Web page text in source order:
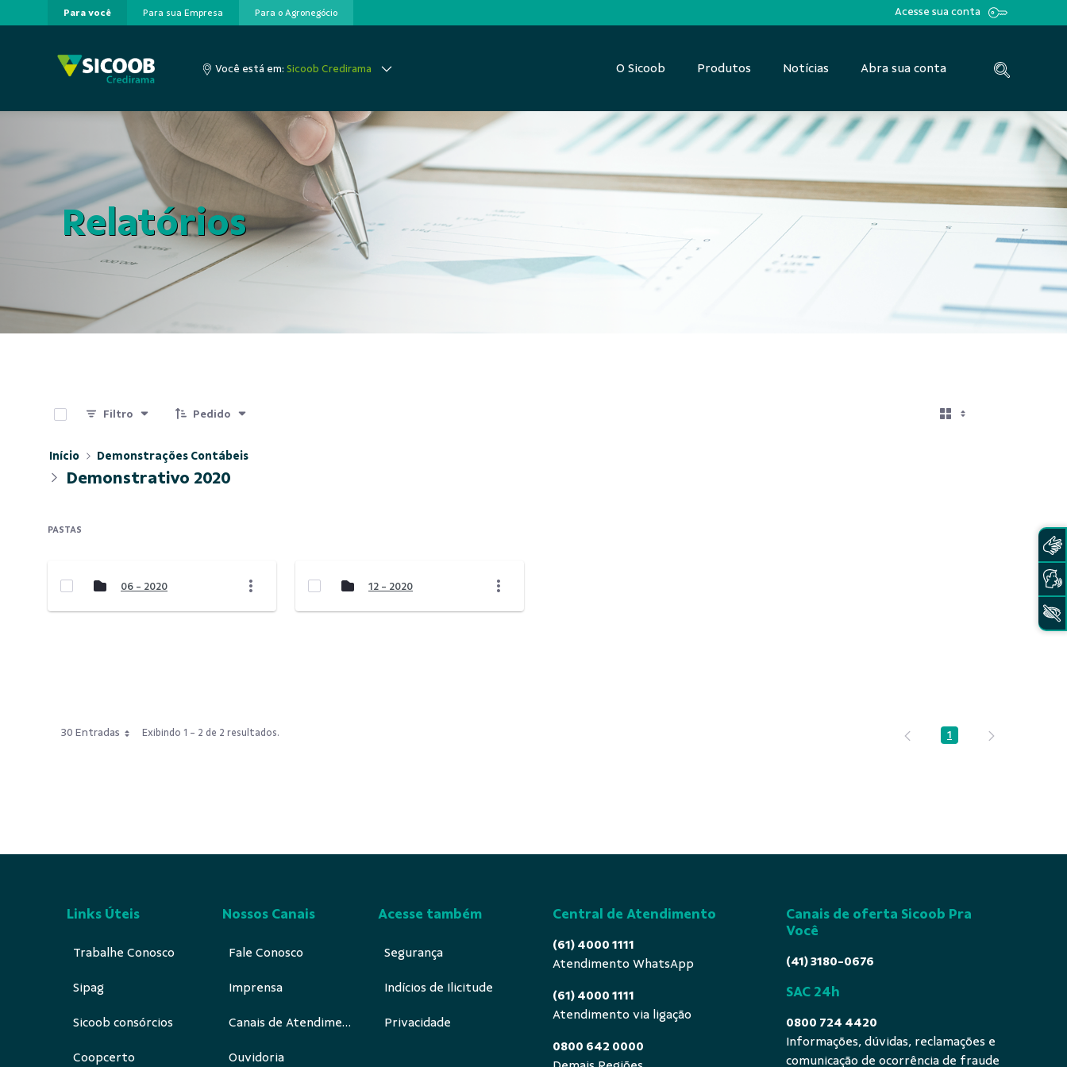
Pular para o Conteúdo principal
Para você Para sua Empresa Para o Agronegócio Acesse sua conta
Você está em: Sicoob Credirama O Sicoob Produtos Notícias Abra sua conta
Relatórios
Filtro Pedido
Início Demonstrações Contábeis
Demonstrativo 2020
PASTAS
06 - 2020 12 - 2020
30 Entradas Exibindo 1 - 2 de 2 resultados. Página
1
Links Úteis
Trabalhe Conosco
Sipag
Sicoob consórcios
Coopcerto
Nossos Canais
Fale Conosco
Imprensa
Canais de Atendimento
Ouvidoria
Acesse também
Segurança
Indícios de Ilicitude
Privacidade
Central de Atendimento
(61) 4000 1111
Atendimento WhatsApp
(61) 4000 1111
Atendimento via ligação
0800 642 0000
Canais de oferta Sicoob Pra
Você
(41) 3180-0676
SAC 24h
0800 724 4420
Informações, dúvidas, reclamações e
comunicação de ocorrência de fraude